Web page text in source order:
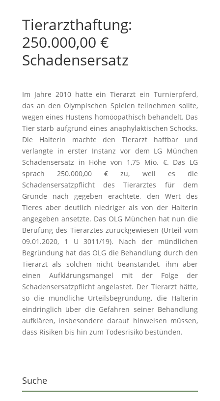
Tierarzthaftung:
250.000,00 €
Schadensersatz
Im Jahre 2010 hatte ein Tierarzt ein Turnierpferd,
das an den Olympischen Spielen teilnehmen sollte,
wegen eines Hustens homöopathisch behandelt. Das
Tier starb aufgrund eines anaphylaktischen Schocks.
Die Halterin machte den Tierarzt haftbar und
verlangte in erster Instanz vor dem LG München
Schadensersatz in Höhe von 1,75 Mio. €. Das LG
sprach 250.000,00 € zu, weil es die
Schadensersatzpflicht des Tierarztes für dem
Grunde nach gegeben erachtete, den Wert des
Tieres aber deutlich niedriger als von der Halterin
angegeben ansetzte. Das OLG München hat nun die
Berufung des Tierarztes zurückgewiesen (Urteil vom
09.01.2020, 1 U 3011/19). Nach der mündlichen
Begründung hat das OLG die Behandlung durch den
Tierarzt als solchen nicht beanstandet, ihm aber
einen Aufklärungsmangel mit der Folge der
Schadensersatzpflicht angelastet. Der Tierarzt hätte,
so die mündliche Urteilsbegründung, die Halterin
eindringlich über die Gefahren seiner Behandlung
aufklären, insbesondere darauf hinweisen müssen,
dass Risiken bis hin zum Todesrisiko bestünden.
Suche